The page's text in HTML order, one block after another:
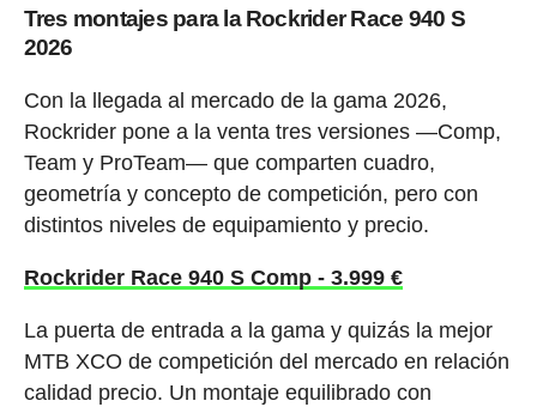
Tres montajes para la Rockrider Race 940 S
2026
Con la llegada al mercado de la gama 2026,
Rockrider pone a la venta tres versiones —Comp,
Team y ProTeam— que comparten cuadro,
geometría y concepto de competición, pero con
distintos niveles de equipamiento y precio.
Rockrider Race 940 S Comp - 3.999 €
La puerta de entrada a la gama y quizás la mejor
MTB XCO de competición del mercado en relación
calidad precio. Un montaje equilibrado con